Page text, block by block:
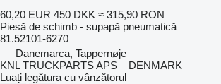
60,20 EUR 450 DKK ≈ 315,90 RON
Piesă de schimb - supapă pneumatică
81.52101-6270
Danemarca, Tappernøje
KNL TRUCKPARTS APS – DENMARK
Luați legătura cu vânzătorul